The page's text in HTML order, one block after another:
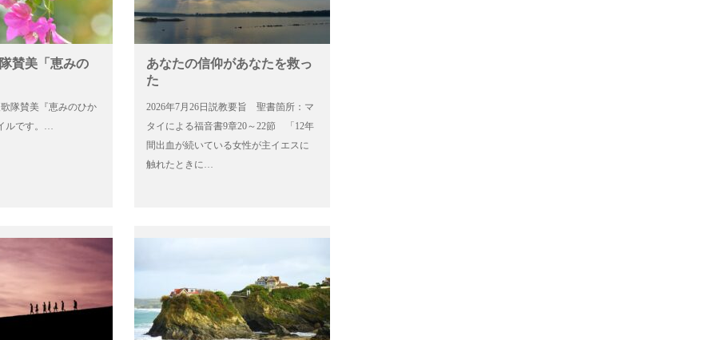
賛美「恵みの
隊賛美『恵みのひか
ルです。…
あなたの信仰があなたを救っ
た
2026年7月26日説教要旨 聖書箇所：マ
タイによる福音書9章20～22節 「12年
間出血が続いている女性が主イエスに
触れたときに…